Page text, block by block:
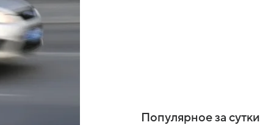
Популярное за сутки